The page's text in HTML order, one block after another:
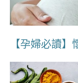
【孕婦必讀